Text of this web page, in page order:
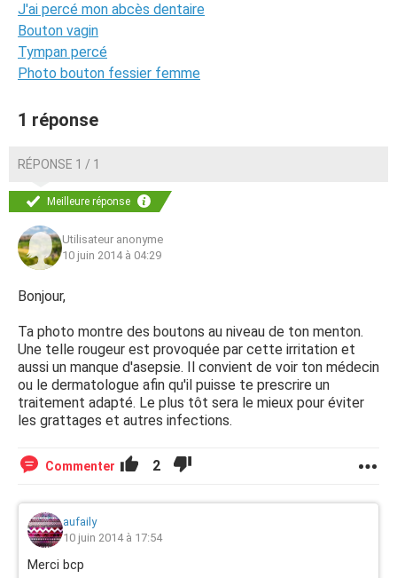
--
Posté depuis CCM Live forum pour iPhone/iPad
J'ai percé mon abcès dentaire
Bouton vagin
Tympan percé
Photo bouton fessier femme
1 réponse
RÉPONSE 1 / 1
Meilleure réponse
Utilisateur anonyme
10 juin 2014 à 04:29
Bonjour,
Ta photo montre des boutons au niveau de ton menton.
Une telle rougeur est provoquée par cette irritation et
aussi un manque d'asepsie. Il convient de voir ton médecin
ou le dermatologue afin qu'il puisse te prescrire un
traitement adapté. Le plus tôt sera le mieux pour éviter
les grattages et autres infections.
Commenter 2
aufaily
10 juin 2014 à 17:54
Merci bcp